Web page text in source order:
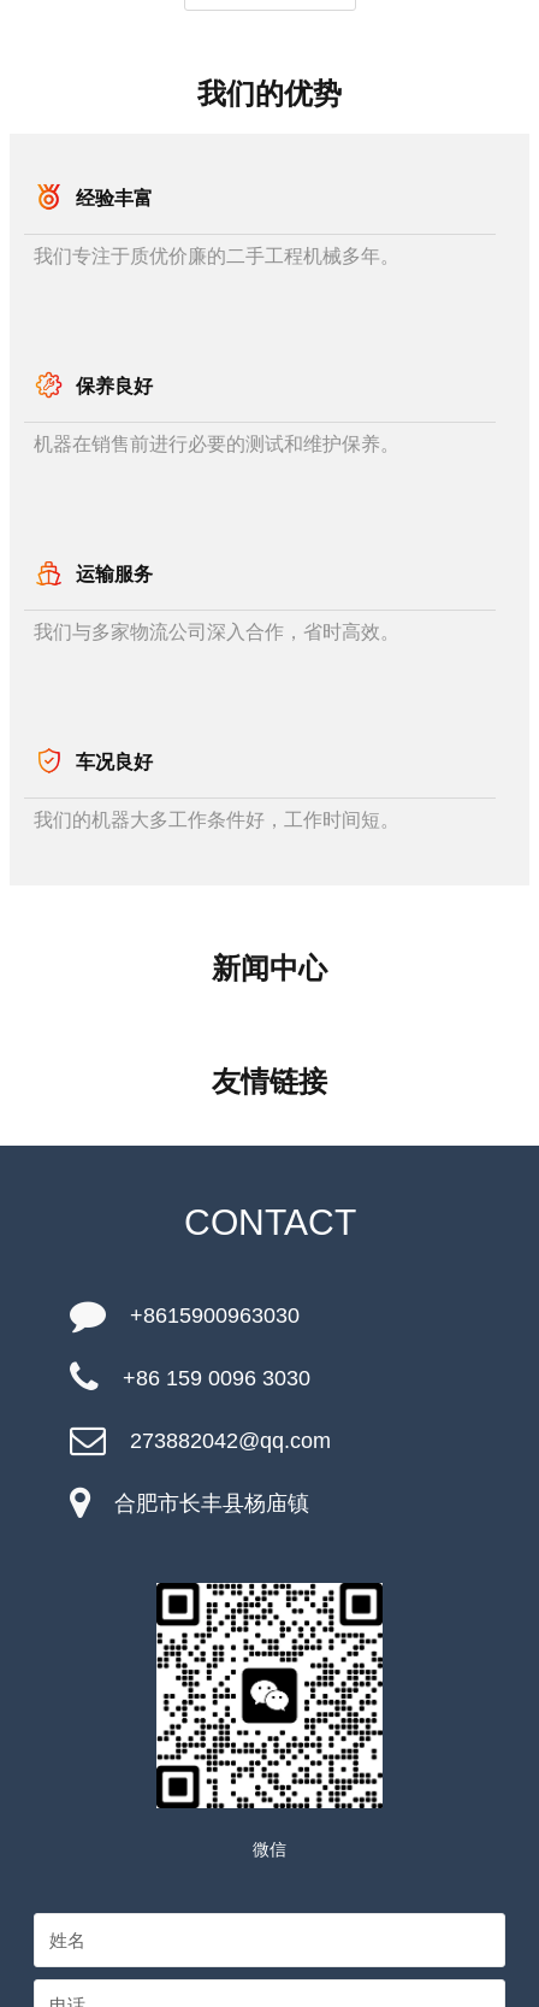
我们的优势
经验丰富
我们专注于质优价廉的二手工程机械多年。
保养良好
机器在销售前进行必要的测试和维护保养。
运输服务
我们与多家物流公司深入合作，省时高效。
车况良好
我们的机器大多工作条件好，工作时间短。
新闻中心
友情链接
CONTACT
+8615900963030
+86 159 0096 3030
273882042@qq.com
合肥市长丰县杨庙镇
微信